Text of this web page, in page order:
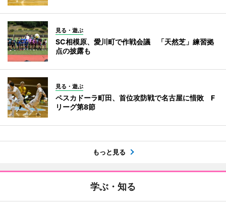
見る・遊ぶ
SC相模原、愛川町で作戦会議 「天然芝」練習拠
点の披露も
見る・遊ぶ
ペスカドーラ町田、首位攻防戦で名古屋に惜敗 F
リーグ第8節
もっと見る
学ぶ・知る